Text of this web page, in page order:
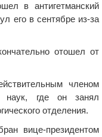
в антигетманский
его в сентябре из-за
отошел от
членом
наук, где он занял
отделения.
вице-президентом